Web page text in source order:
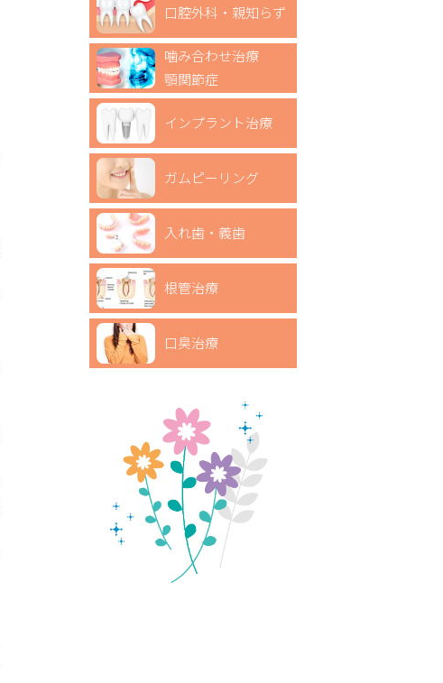
口腔外科・親知らず
噛み合わせ治療
顎関節症
インプラント治療
ガムピーリング
入れ歯・義歯
根管治療
口臭治療